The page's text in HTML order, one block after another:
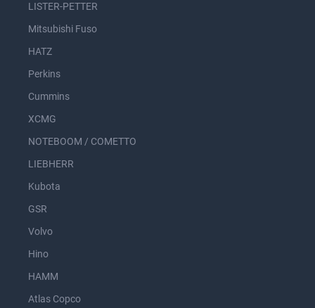
LISTER-PETTER
Mitsubishi Fuso
HATZ
Perkins
Cummins
XCMG
NOTEBOOM / COMETTO
LIEBHERR
Kubota
GSR
Volvo
Hino
HAMM
Atlas Copco